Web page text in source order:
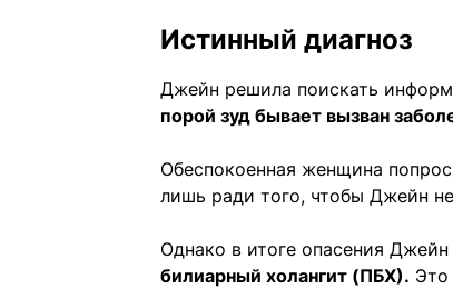
Истинный диагноз
Джейн решила поискать
порой зуд бывает вызван
Обеспокоенная женщина
лишь ради того, чтобы Джейн
Однако в итоге опасения
билиарный холангит (ПБХ). Это